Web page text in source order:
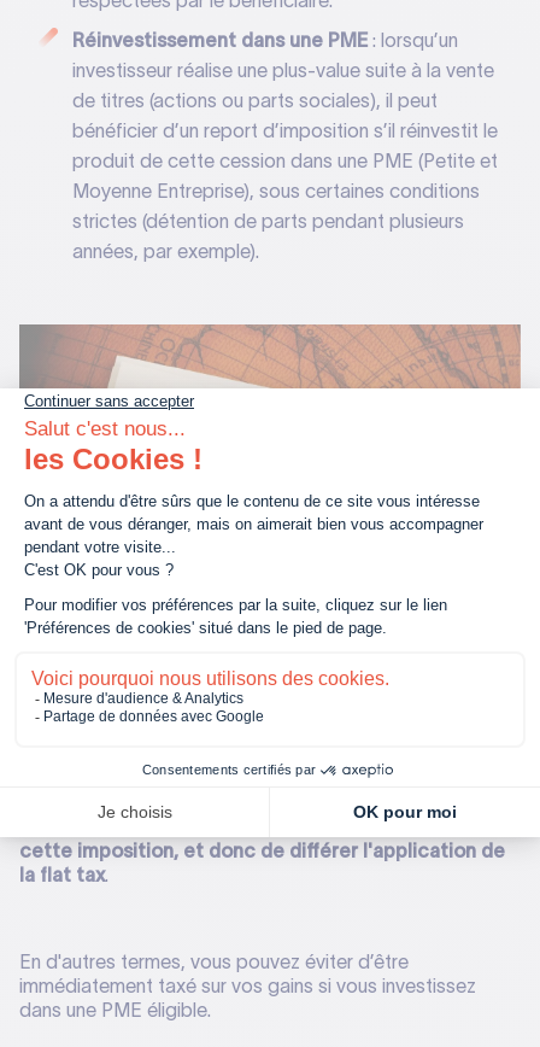
Réinvestissement dans une PME : lorsqu’un
investisseur réalise une plus-value suite à la vente
de titres (actions ou parts sociales), il peut
bénéficier d’un report d’imposition s’il réinvestit le
produit de cette cession dans une PME (Petite et
Moyenne Entreprise), sous certaines conditions
strictes (détention de parts pendant plusieurs
années, par exemple).
150-0 B ter : quel lien avec la flat tax ?
Si vous réalisez une plus-value sur la vente de titres, en
théorie, elle est immédiatement soumise à la flat tax.
Cependant, l’article 150-0 B ter vous permet de
cette imposition, et donc de différer l'application de
la flat tax.
En d'autres termes, vous pouvez éviter d’être
immédiatement taxé sur vos gains si vous investissez
dans une PME éligible.